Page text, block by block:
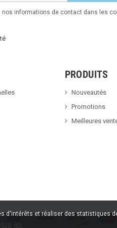
informations de contact dans les
PRODUITS
Nouveautés
Promotions
Meilleures
d'intérêts et réaliser des statistiques